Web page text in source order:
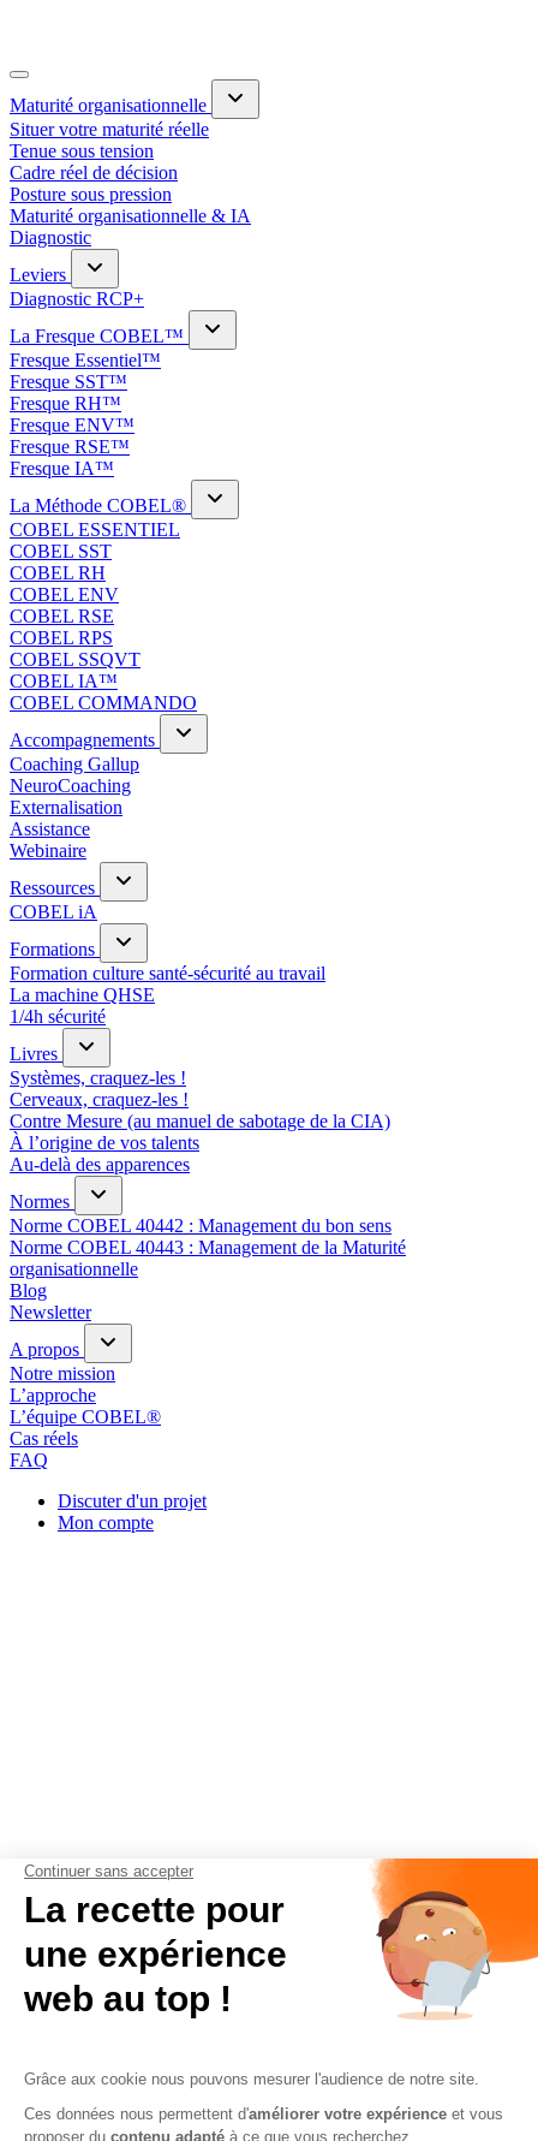
Maturité organisationnelle
Situer votre maturité réelle
Tenue sous tension
Cadre réel de décision
Posture sous pression
Maturité organisationnelle & IA
Diagnostic
Leviers
Diagnostic RCP+
La Fresque COBEL™
Fresque Essentiel™
Fresque SST™
Fresque RH™
Fresque ENV™
Fresque RSE™
Fresque IA™
La Méthode COBEL®
COBEL ESSENTIEL
COBEL SST
COBEL RH
COBEL ENV
COBEL RSE
COBEL RPS
COBEL SSQVT
COBEL IA™
COBEL COMMANDO
Accompagnements
Coaching Gallup
NeuroCoaching
Externalisation
Assistance
Webinaire
Ressources
COBEL iA
Formations
Formation culture santé-sécurité au travail
La machine QHSE
1/4h sécurité
Livres
Systèmes, craquez-les !
Cerveaux, craquez-les !
Contre Mesure (au manuel de sabotage de la CIA)
À l’origine de vos talents
Au-delà des apparences
Normes
Norme COBEL 40442 : Management du bon sens
Norme COBEL 40443 : Management de la Maturité
organisationnelle
Blog
Newsletter
A propos
Notre mission
L’approche
L’équipe COBEL®
Cas réels
FAQ
Discuter d'un projet
Mon compte